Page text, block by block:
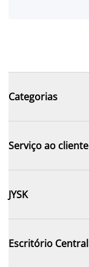
Categorias
Serviço ao cliente
JYSK
Escritório Central